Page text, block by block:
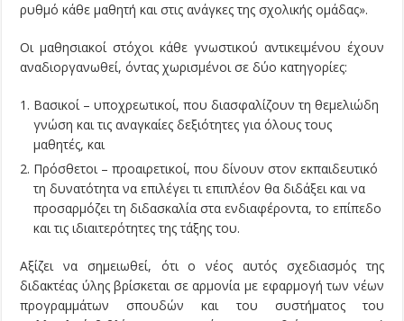
ρυθμό κάθε μαθητή και στις ανάγκες της σχολικής ομάδας».
Οι μαθησιακοί στόχοι κάθε γνωστικού αντικειμένου έχουν
αναδιοργανωθεί, όντας χωρισμένοι σε δύο κατηγορίες:
Βασικοί – υποχρεωτικοί, που διασφαλίζουν τη θεμελιώδη
γνώση και τις αναγκαίες δεξιότητες για όλους τους
μαθητές, και
Πρόσθετοι – προαιρετικοί, που δίνουν στον εκπαιδευτικό
τη δυνατότητα να επιλέγει τι επιπλέον θα διδάξει και να
προσαρμόζει τη διδασκαλία στα ενδιαφέροντα, το επίπεδο
και τις ιδιαιτερότητες της τάξης του.
Αξίζει να σημειωθεί, ότι ο νέος αυτός σχεδιασμός της
διδακτέας ύλης βρίσκεται σε αρμονία με εφαρμογή των νέων
προγραμμάτων σπουδών και του συστήματος του